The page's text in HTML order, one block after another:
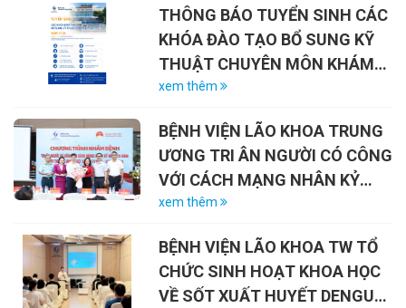
THÔNG BÁO TUYỂN SINH CÁC
KHÓA ĐÀO TẠO BỔ SUNG KỸ
THUẬT CHUYÊN MÔN KHÁM
CHỮA BỆNH NĂM 2026
xem thêm
BỆNH VIỆN LÃO KHOA TRUNG
ƯƠNG TRI ÂN NGƯỜI CÓ CÔNG
VỚI CÁCH MẠNG NHÂN KỶ
NIỆM 79 NĂM NGÀY THƯƠNG
27/7/2026)
xem thêm
BỆNH VIỆN LÃO KHOA TW TỔ
CHỨC SINH HOẠT KHOA HỌC
VỀ SỐT XUẤT HUYẾT DENGUE